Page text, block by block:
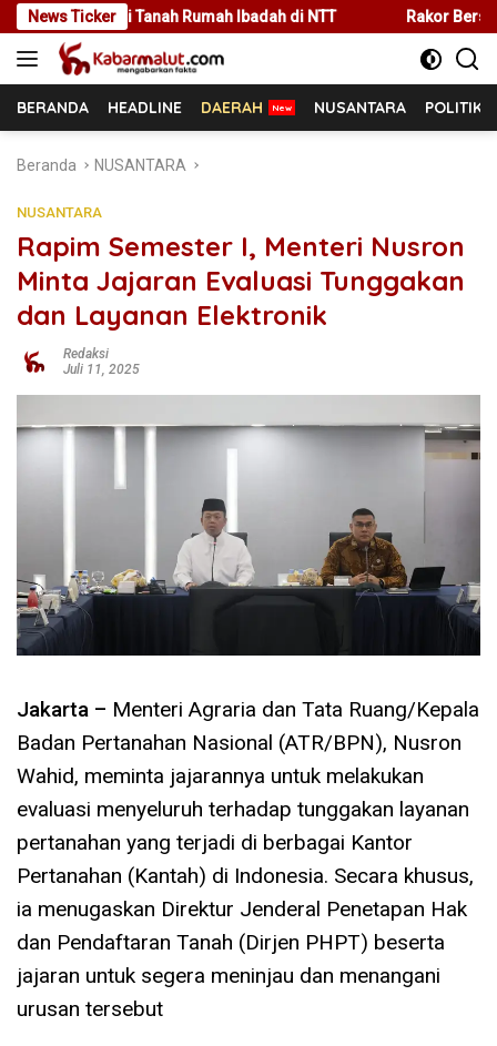
Langsung
ke
konten
News Ticker
Rumah Ibadah di NTT Rakor Bersama Pemda Se-NTT,
BERANDA HEADLINE DAERAH NUSANTARA POLITIK
Beranda NUSANTARA
NUSANTARA
Rapim Semester I, Menteri Nusron
Minta Jajaran Evaluasi Tunggakan
dan Layanan Elektronik
Redaksi
Juli 11, 2025
Jakarta – Menteri Agraria dan Tata Ruang/Kepala
Badan Pertanahan Nasional (ATR/BPN), Nusron
Wahid, meminta jajarannya untuk melakukan
evaluasi menyeluruh terhadap tunggakan layanan
pertanahan yang terjadi di berbagai Kantor
Pertanahan (Kantah) di Indonesia. Secara khusus,
ia menugaskan Direktur Jenderal Penetapan Hak
dan Pendaftaran Tanah (Dirjen PHPT) beserta
jajaran untuk segera meninjau dan menangani
urusan tersebut